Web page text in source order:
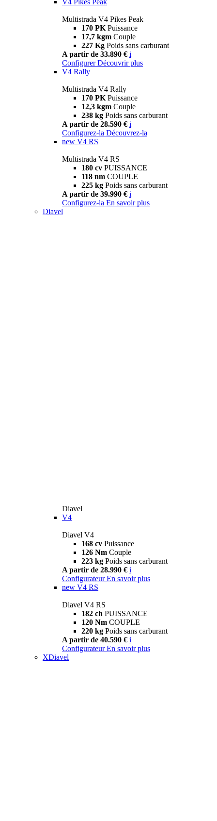
Multistrada V4 Pikes Peak
170 PK Puissance
17,7 kgm Couple
227 Kg Poids sans carburant
A partir de 33.890 € i
Configurer Découvrir plus
V4 Rally
Multistrada V4 Rally
170 PK Puissance
12,3 kgm Couple
238 kg Poids sans carburant
A partir de 28.590 € i
Configurez-la Découvrez-la
new V4 RS
Multistrada V4 RS
180 cv PUISSANCE
118 nm COUPLE
225 kg Poids sans carburant
A partir de 39.990 € i
Configurez-la En savoir plus
Diavel
Diavel
V4
Diavel V4
168 cv Puissance
126 Nm Couple
223 kg Poids sans carburant
A partir de 28.990 € i
Configurateur En savoir plus
new V4 RS
Diavel V4 RS
182 ch PUISSANCE
120 Nm COUPLE
220 kg Poids sans carburant
A partir de 40.590 € i
Configurateur En savoir plus
XDiavel